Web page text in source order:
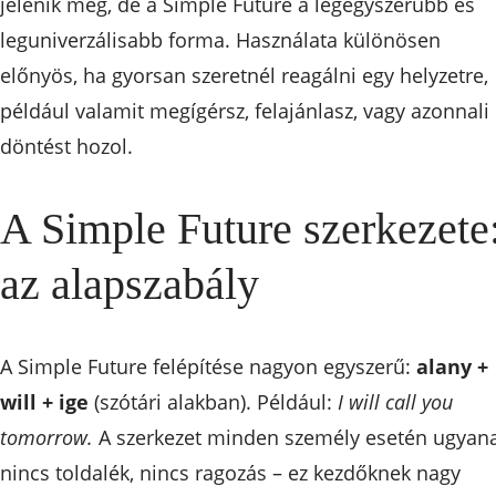
leguniverzálisabb forma. Használata különösen
előnyös, ha gyorsan szeretnél reagálni egy helyzetre,
például valamit megígérsz, felajánlasz, vagy azonnali
döntést hozol.
A Simple Future
az alapszabály
A Simple Future felépítése nagyon egyszerű: alany +
will + ige (szótári alakban). Például: I will call you
tomorrow. A szerkezet minden személy esetén
nincs toldalék, nincs ragozás – ez kezdőknek nagy